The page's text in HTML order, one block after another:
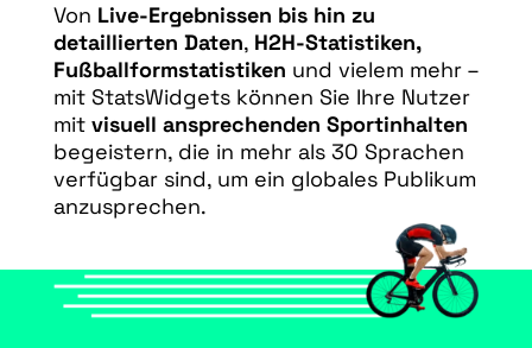
Von Live-Ergebnissen bis hin zu
detaillierten Daten, H2H-Statistiken,
Fußballformstatistiken und vielem mehr –
mit StatsWidgets können Sie Ihre Nutzer
mit visuell ansprechenden Sportinhalten
begeistern, die in mehr als 30 Sprachen
verfügbar sind, um ein globales Publikum
anzusprechen.